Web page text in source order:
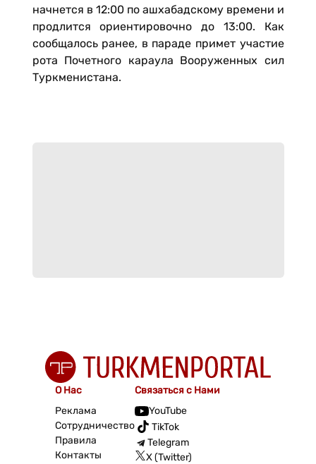
начнется в 12:00 по ашхабадскому времени и
продлится ориентировочно до 13:00. Как
сообщалось ранее, в параде примет участие
рота Почетного караула Вооруженных сил
Туркменистана.
О Нас
Реклама
Сотрудничество
Правила
Контакты
Связаться с Нами
YouTube
TikTok
Telegram
X (Twitter)